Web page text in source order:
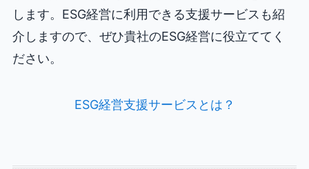
します。ESG経営に利用できる支援サービスも紹
介しますので、ぜひ貴社のESG経営に役立ててく
ださい。
ESG経営支援サービスとは？